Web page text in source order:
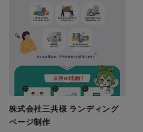
株式会社三共様 ランディング
ページ制作